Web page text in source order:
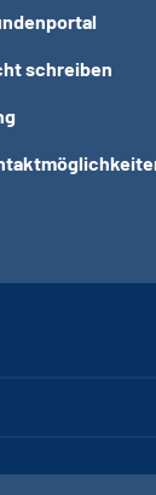
schreiben